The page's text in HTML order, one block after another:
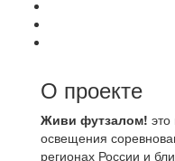
О проекте
Живи футзалом!
освещения
регионах России и